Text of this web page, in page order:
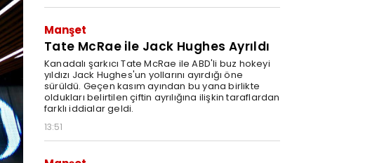
Manşet
Tate McRae ile Jack Hughes Ayrıldı
Kanadalı şarkıcı Tate McRae ile ABD'li buz hokeyi
yıldızı Jack Hughes'un yollarını ayırdığı öne
sürüldü. Geçen kasım ayından bu yana birlikte
oldukları belirtilen çiftin ayrılığına ilişkin taraflardan
farklı iddialar geldi.
13:51